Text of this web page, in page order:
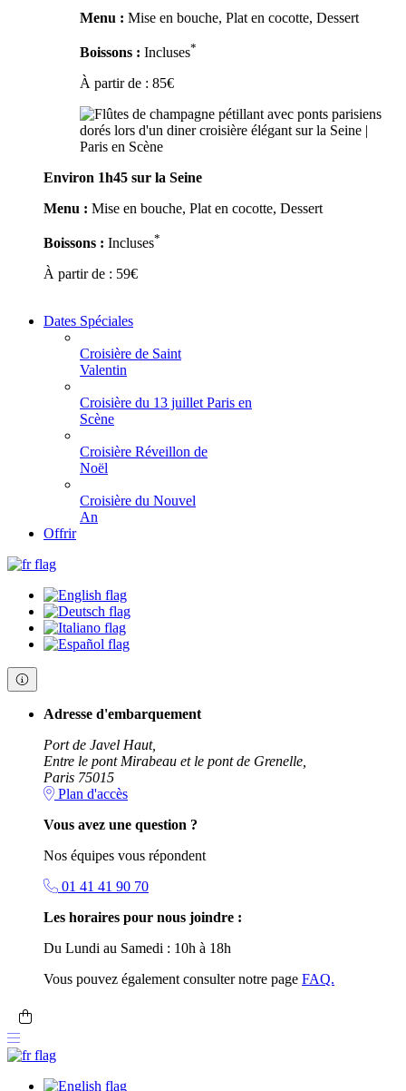
Menu : Mise en bouche, Plat en cocotte, Dessert
Boissons : Incluses*
À partir de : 85€
Environ 1h45 sur la Seine
Menu : Mise en bouche, Plat en cocotte, Dessert
Boissons : Incluses*
À partir de : 59€
Dates Spéciales
Croisière de Saint
Valentin
Croisière du 13 juillet Paris en
Scène
Croisière Réveillon de
Noël
Croisière du Nouvel
An
Offrir
Adresse d'embarquement
Port de Javel Haut,
Entre le pont Mirabeau et le pont de Grenelle,
Paris 75015
Plan d'accès
Vous avez une question ?
Nos équipes vous répondent
01 41 41 90 70
Les horaires pour nous joindre :
Du Lundi au Samedi : 10h à 18h
Vous pouvez également consulter notre page FAQ.